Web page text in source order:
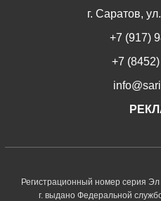
г. Саратов,
+7 (917)
+7
Регистрационный номер серия
г. выдано Федеральной